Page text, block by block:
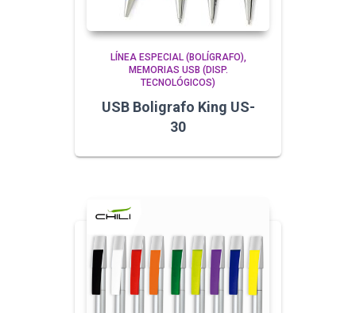
LÍNEA ESPECIAL (BOLÍGRAFO)
MEMORIAS USB (DISP.
TECNOLÓGICOS)
USB Boligrafo King US-
30